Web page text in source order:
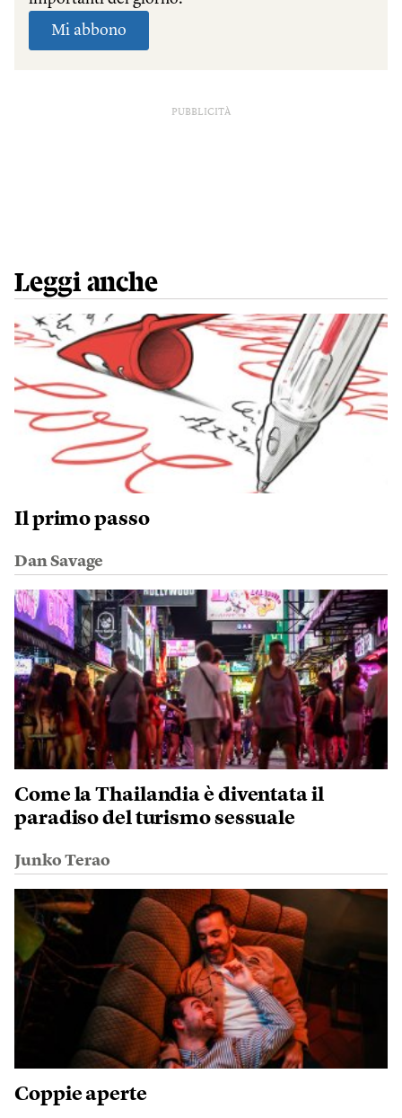
PUBBLICITÀ
Leggi anche
Il primo passo
Dan Savage
Come la Thailandia è diventata il
paradiso del turismo sessuale
Junko Terao
Coppie aperte